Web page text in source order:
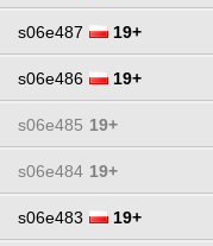
s06e487 19+
s06e486 19+
s06e485 19+
s06e484 19+
s06e483 19+